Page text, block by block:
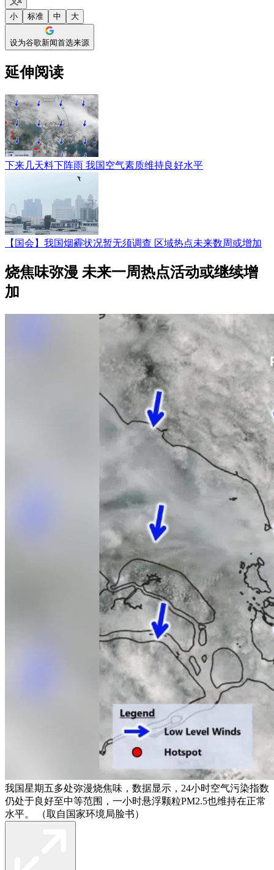
小 标准 中 大
设为谷歌新闻首选来源
延伸阅读
下来几天料下阵雨 我国空气素质维持良好水平
【国会】我国烟霾状况暂无须调查 区域热点未来数周或增加
烧焦味弥漫 未来一周热点活动或继续增
加
我国星期五多处弥漫烧焦味，数据显示，24小时空气污染指数
仍处于良好至中等范围，一小时悬浮颗粒PM2.5也维持在正常
水平。 （取自国家环境局脸书）